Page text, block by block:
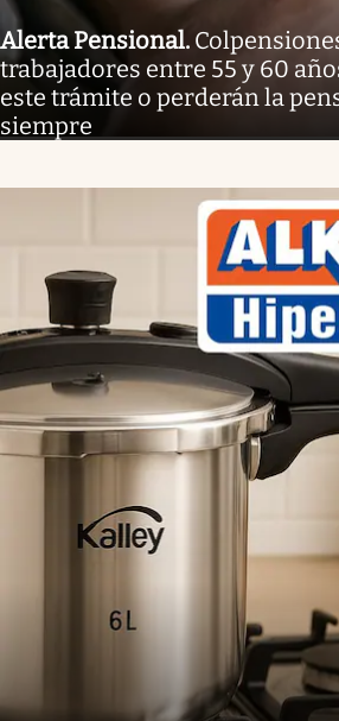
Alerta Pensional.
trabajadores entre 55 y 60
este trámite o perderán la
siempre